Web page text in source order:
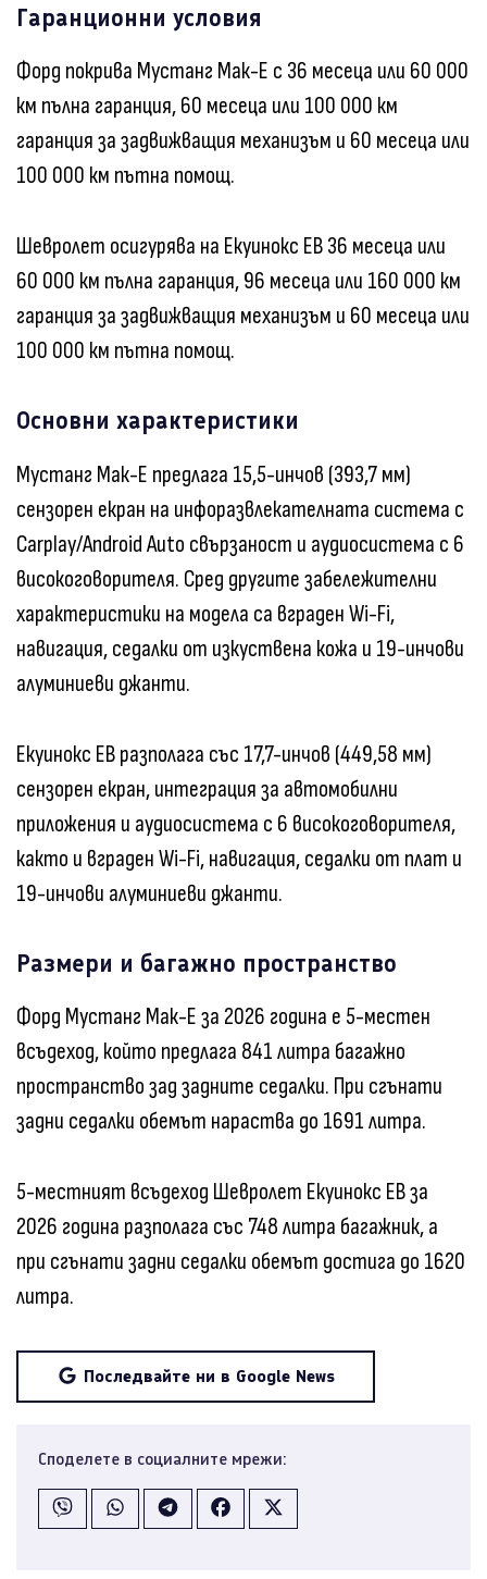
Гаранционни условия
Форд покрива Мустанг Мак-Е с 36 месеца или 60 000
км пълна гаранция, 60 месеца или 100 000 км
гаранция за задвижващия механизъм и 60 месеца или
100 000 км пътна помощ.
Шевролет осигурява на Екуинокс ЕВ 36 месеца или
60 000 км пълна гаранция, 96 месеца или 160 000 км
гаранция за задвижващия механизъм и 60 месеца или
100 000 км пътна помощ.
Основни характеристики
Мустанг Мак-Е предлага 15,5-инчов (393,7 мм)
сензорен екран на инфоразвлекателната система с
Carplay/Android Auto свързаност и аудиосистема с 6
високоговорителя. Сред другите забележителни
характеристики на модела са вграден Wi-Fi,
навигация, седалки от изкуствена кожа и 19-инчови
алуминиеви джанти.
Екуинокс ЕВ разполага със 17,7-инчов (449,58 мм)
сензорен екран, интеграция за автомобилни
приложения и аудиосистема с 6 високоговорителя,
както и вграден Wi-Fi, навигация, седалки от плат и
19-инчови алуминиеви джанти.
Размери и багажно пространство
Форд Мустанг Мак-Е за 2026 година е 5-местен
всъдеход, който предлага 841 литра багажно
пространство зад задните седалки. При сгънати
задни седалки обемът нараства до 1691 литра.
5-местният всъдеход Шевролет Екуинокс ЕВ за
2026 година разполага със 748 литра багажник, а
при сгънати задни седалки обемът достига до 1620
литра.
Последвайте ни в Google News
Споделете в социалните мрежи: